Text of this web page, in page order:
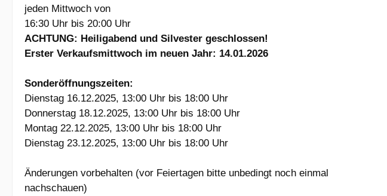
jeden Mittwoch von
16:30 Uhr bis 20:00 Uhr
ACHTUNG: Heiligabend und Silvester geschlossen!
Erster Verkaufsmittwoch im neuen Jahr: 14.01.2026
Sonderöffnungszeiten:
Dienstag 16.12.2025, 13:00 Uhr bis 18:00 Uhr
Donnerstag 18.12.2025, 13:00 Uhr bis 18:00 Uhr
Montag 22.12.2025, 13:00 Uhr bis 18:00 Uhr
Dienstag 23.12.2025, 13:00 Uhr bis 18:00 Uhr
Änderungen vorbehalten (vor Feiertagen bitte unbedingt noch einmal
nachschauen)